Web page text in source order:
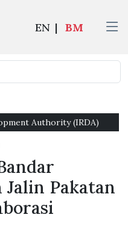
EN | BM
Authority (IRDA)
Pakatan